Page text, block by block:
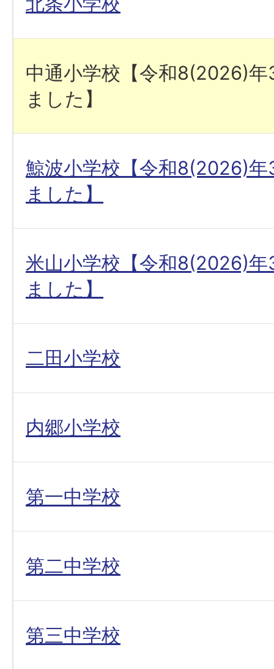
中通小学校【令和8(2026)
ました】
鯨波小学校【令和8(2026)
ました】
米山小学校【令和8(2026)
ました】
二田小学校
内郷小学校
第一中学校
第二中学校
第三中学校